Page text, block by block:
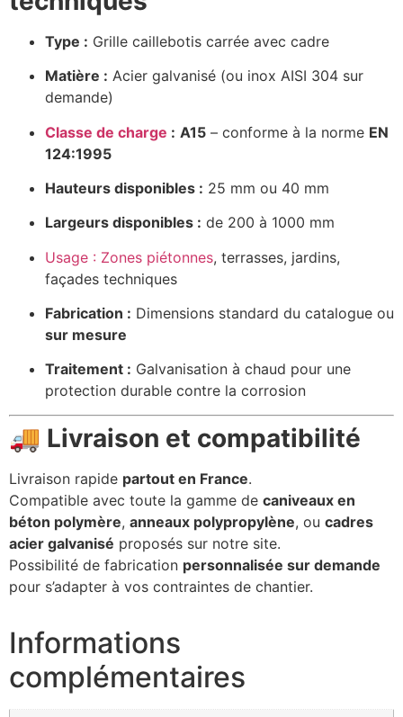
Type : Grille caillebotis carrée avec cadre
Matière : Acier galvanisé (ou inox AISI 304 sur
demande)
Classe de charge : A15 – conforme à la norme EN
124:1995
Hauteurs disponibles : 25 mm ou 40 mm
Largeurs disponibles : de 200 à 1000 mm
Usage : Zones piétonnes, terrasses, jardins,
façades techniques
Fabrication : Dimensions standard du catalogue ou
sur mesure
Traitement : Galvanisation à chaud pour une
protection durable contre la corrosion
🚚 Livraison et compatibilité
Livraison rapide partout en France.
Compatible avec toute la gamme de caniveaux en
béton polymère, anneaux polypropylène, ou cadres
acier galvanisé proposés sur notre site.
Possibilité de fabrication personnalisée sur demande
pour s’adapter à vos contraintes de chantier.
Informations
complémentaires